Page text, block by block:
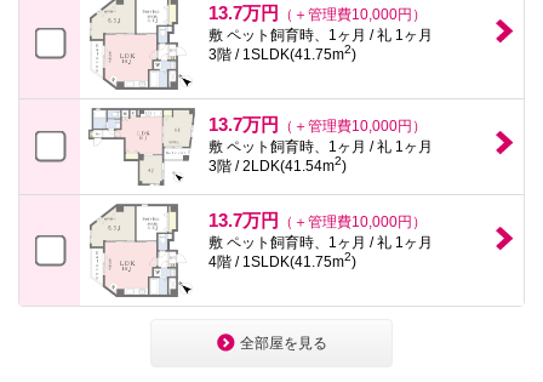
13.7万円
（＋管理費10,000円）
敷 ペット飼育時、1ヶ月 / 礼 1ヶ月
3階 / 1SLDK(41.75m2)
13.7万円
（＋管理費10,000円）
敷 ペット飼育時、1ヶ月 / 礼 1ヶ月
3階 / 2LDK(41.54m2)
13.7万円
（＋管理費10,000円）
敷 ペット飼育時、1ヶ月 / 礼 1ヶ月
4階 / 1SLDK(41.75m2)
全部屋を見る